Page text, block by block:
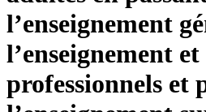
l’enseignement
l’enseignement
professionnels et